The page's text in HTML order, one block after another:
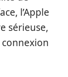
l’Apple
sérieuse,